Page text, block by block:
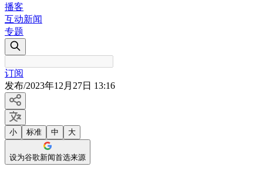
播客
互动新闻
专题
订阅
发布/2023年12月27日 13:16
小 标准 中 大
设为谷歌新闻首选来源